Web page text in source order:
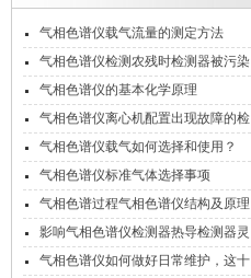
气相色谱仪载气流量的测定方法
气相色谱仪检测农残时检测器被污染
的处理方法
气相色谱仪的基本化学原理
气相色谱仪离心机配置出现故障的检
查措施
气相色谱仪载气如何选择和使用？
气相色谱仪标准气体选择事项
气相色谱过程气相色谱仪结构及原理
影响气相色谱仪检测器热导检测器灵
敏度的因素
气相色谱仪如何做好日常维护，这十